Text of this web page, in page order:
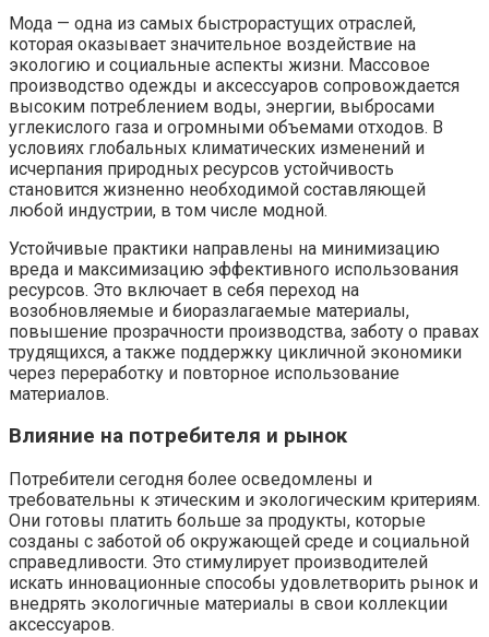
Мода — одна из самых быстрорастущих отраслей,
которая оказывает значительное воздействие на
экологию и социальные аспекты жизни. Массовое
производство одежды и аксессуаров сопровождается
высоким потреблением воды, энергии, выбросами
углекислого газа и огромными объемами отходов. В
условиях глобальных климатических изменений и
исчерпания природных ресурсов устойчивость
становится жизненно необходимой составляющей
любой индустрии, в том числе модной.
Устойчивые практики направлены на минимизацию
вреда и максимизацию эффективного использования
ресурсов. Это включает в себя переход на
возобновляемые и биоразлагаемые материалы,
повышение прозрачности производства, заботу о правах
трудящихся, а также поддержку цикличной экономики
через переработку и повторное использование
материалов.
Влияние на потребителя и рынок
Потребители сегодня более осведомлены и
требовательны к этическим и экологическим критериям.
Они готовы платить больше за продукты, которые
созданы с заботой об окружающей среде и социальной
справедливости. Это стимулирует производителей
искать инновационные способы удовлетворить рынок и
внедрять экологичные материалы в свои коллекции
аксессуаров.